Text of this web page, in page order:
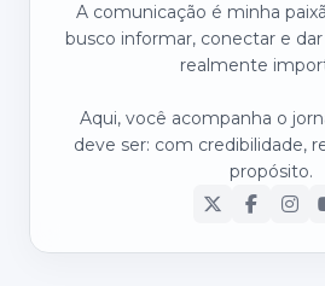
A comunicação é minha
busco informar, conectar e
realmente
Aqui, você acompanha o
deve ser: com credibilidade,
propósito.